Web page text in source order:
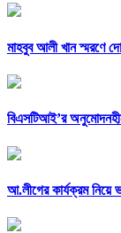
মাহবুব আলী খান স্মরণে
বিএসটিআই’র অনুমোদনহীন
আ.লীগের কার্যক্রম নিয়ে